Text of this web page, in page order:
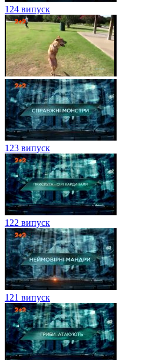
124 випуск
123 випуск
122 випуск
121 випуск